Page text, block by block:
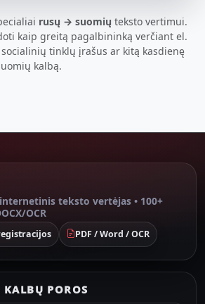
rusų → suomių teksto vertimui.
kaip greitą pagalbininką verčiant el.
tinklų įrašus ar kitą kasdienę
kalbą.
teksto vertėjas • 100+
OCR
PDF / Word / OCR
POROS